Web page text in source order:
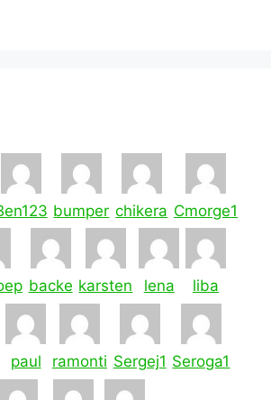
bumper chikera Cmorge1
backe karsten lena liba
paul ramonti Sergej1 Seroga1